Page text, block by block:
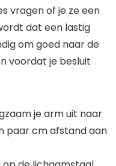
vragen of je ze een
dat een lastig
om goed naar de
voordat je besluit
je arm uit naar
paar cm afstand aan